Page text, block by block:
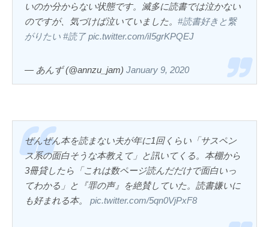
いのか分からない状態です。滅多に読書では泣かない
のですが、気づけば泣いていました。 #読書好きと繋
がりたい #読了 pic.twitter.com/iI5grKPQEJ
— あんず (@annzu_jam) January 9, 2020
ぜんぜん本を読まない夫が年に1回くらい「サスペン
ス系の面白そうな本教えて」と訊いてくる。本棚から
3冊貸したら「これは数ページ読んだだけで面白いっ
てわかる」と『罪の声』を絶賛していた。読書嫌いに
も好まれる本。 pic.twitter.com/5qn0VjPxF8